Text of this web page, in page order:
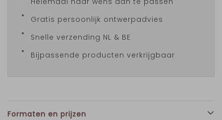
Gratis persoonlijk ontwerpadvies
Snelle verzending NL & BE
Bijpassende producten verkrijgbaar
Formaten en prijzen